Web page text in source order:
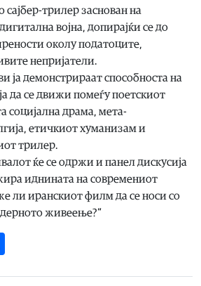
сајбер-трилер заснован на
војна, допирајќи се до
околу податоците,
непријатели.
ја демонстрираат способноста на
да се движи помеѓу поетскиот
социјална драма, мета-
етичкиот хуманизам и
трилер.
ќе се одржи и панел дискусија
иднината на современиот
ли иранскиот филм да се носи со
живеење?“